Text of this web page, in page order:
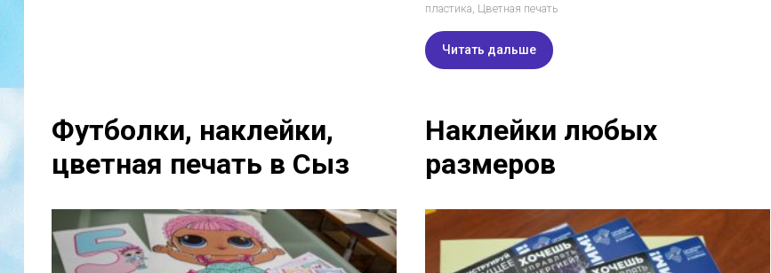
пластика, Цветная печать
Читать дальше
Футболки, наклейки,
цветная печать в Сыз
Наклейки любых
размеров